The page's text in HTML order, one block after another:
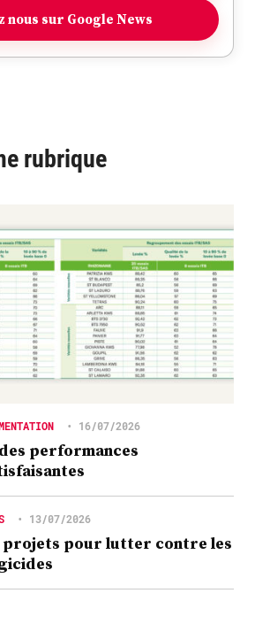
nous sur Google News
rubrique
• 16/07/2026
performances
• 13/07/2026
projets pour lutter contre les